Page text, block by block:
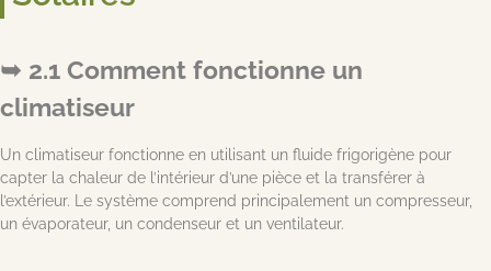
2.1 Comment fonctionne un
climatiseur
Un climatiseur fonctionne en utilisant un fluide frigorigène pour
capter la chaleur de l’intérieur d’une pièce et la transférer à
l’extérieur. Le système comprend principalement un compresseur,
un évaporateur, un condenseur et un ventilateur.